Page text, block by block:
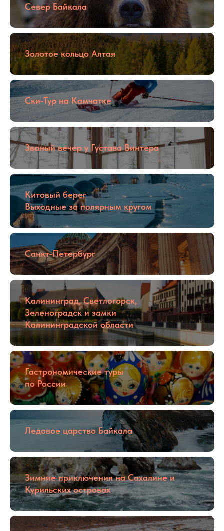
Север Байкала
Золотое кольцо Алтая
Ски-Тур на Камчатке
Званый вечер у Густава Винтера
Китовый берег
Выходные за полярным кругом
Санкт-Петербург
Калининград, Светлогорск,
Зеленоградск и замки
Калининградской области
Гастрономические туры
по России
Ледовое царство Байкала
Зимние приключения на Сахалине и
Курильских островах